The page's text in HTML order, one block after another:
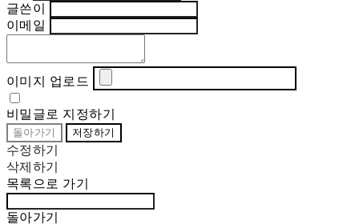
글쓴이
이메일
이미지 업로드
비밀글로 지정하기
돌아가기 저장하기
수정하기
삭제하기
목록으로 가기
돌아가기